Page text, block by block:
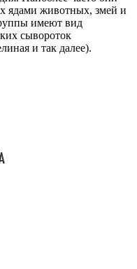
ядами животных, змей и
имеют вид
сывороток
и так далее).